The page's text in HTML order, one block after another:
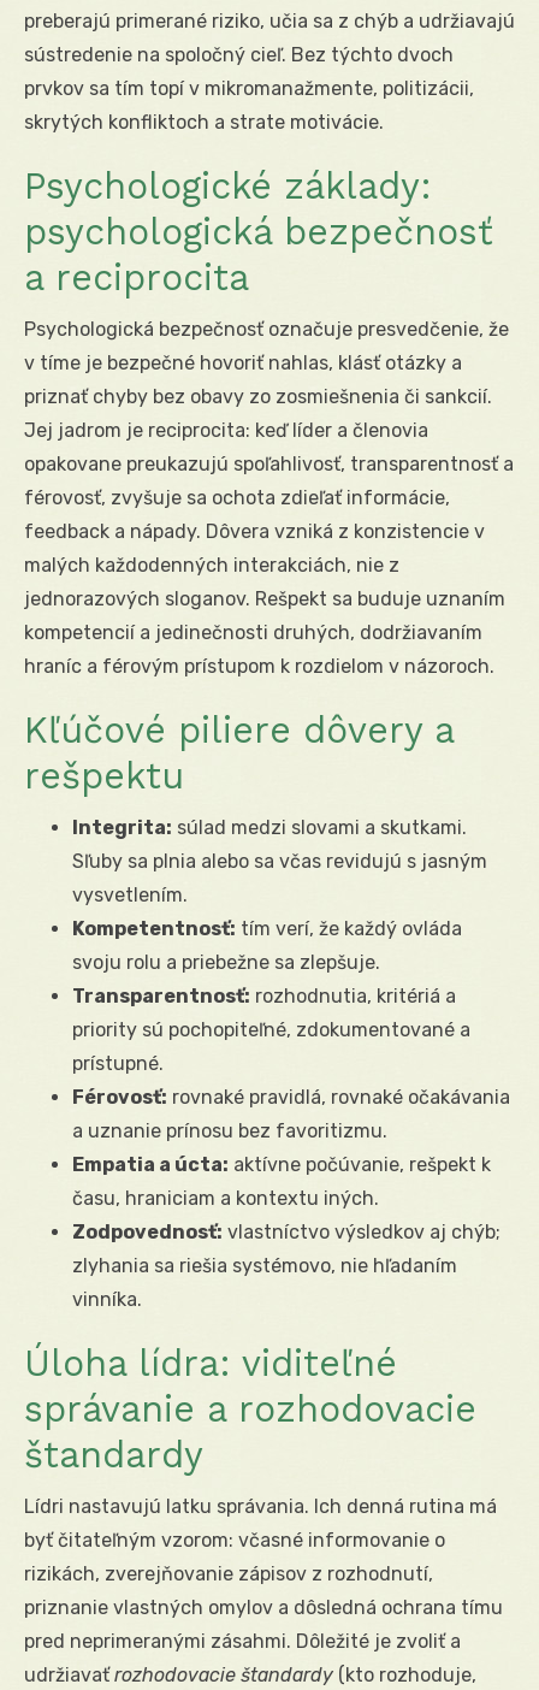
preberajú primerané riziko, učia sa z chýb a udržiavajú
sústredenie na spoločný cieľ. Bez týchto dvoch
prvkov sa tím topí v mikromanažmente, politizácii,
skrytých konfliktoch a strate motivácie.
Psychologické základy:
psychologická bezpečnosť
a reciprocita
Psychologická bezpečnosť označuje presvedčenie, že
v tíme je bezpečné hovoriť nahlas, klásť otázky a
priznať chyby bez obavy zo zosmiešnenia či sankcií.
Jej jadrom je reciprocita: keď líder a členovia
opakovane preukazujú spoľahlivosť, transparentnosť a
férovosť, zvyšuje sa ochota zdieľať informácie,
feedback a nápady. Dôvera vzniká z konzistencie v
malých každodenných interakciách, nie z
jednorazových sloganov. Rešpekt sa buduje uznaním
kompetencií a jedinečnosti druhých, dodržiavaním
hraníc a férovým prístupom k rozdielom v názoroch.
Kľúčové piliere dôvery a
rešpektu
Integrita: súlad medzi slovami a skutkami.
Sľuby sa plnia alebo sa včas revidujú s jasným
vysvetlením.
Kompetentnosť: tím verí, že každý ovláda
svoju rolu a priebežne sa zlepšuje.
Transparentnosť: rozhodnutia, kritériá a
priority sú pochopiteľné, zdokumentované a
prístupné.
Férovosť: rovnaké pravidlá, rovnaké očakávania
a uznanie prínosu bez favoritizmu.
Empatia a úcta: aktívne počúvanie, rešpekt k
času, hraniciam a kontextu iných.
Zodpovednosť: vlastníctvo výsledkov aj chýb;
zlyhania sa riešia systémovo, nie hľadaním
vinníka.
Úloha lídra: viditeľné
správanie a rozhodovacie
štandardy
Lídri nastavujú latku správania. Ich denná rutina má
byť čitateľným vzorom: včasné informovanie o
rizikách, zverejňovanie zápisov z rozhodnutí,
priznanie vlastných omylov a dôsledná ochrana tímu
pred neprimeranými zásahmi. Dôležité je zvoliť a
udržiavaťrozhodovacie štandardy (kto rozhoduje,